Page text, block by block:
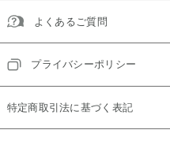
よくあるご質問
プライバシーポリシー
特定商取引法に基づく表記